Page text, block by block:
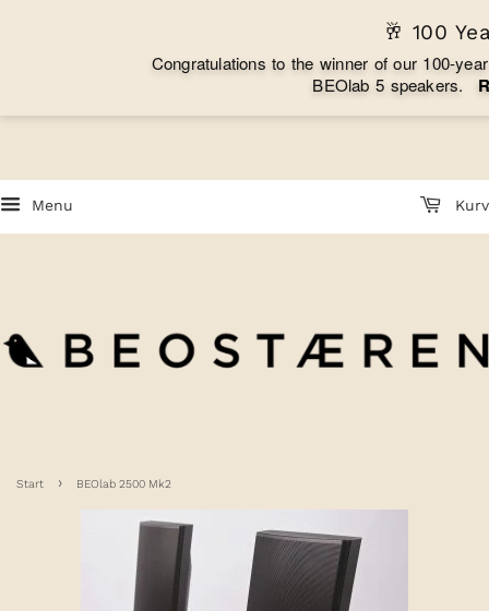
Menu Kurv
Start › BEOlab 2500 Mk2
🥂 100
Congratulations to the winner of our 100-year
BEOlab 5 speakers. R